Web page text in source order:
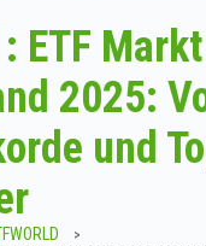
ETF Markt
2025:
und